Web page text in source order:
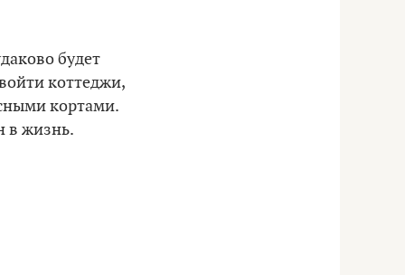
будет
коттеджи,
кортами.
в жизнь.